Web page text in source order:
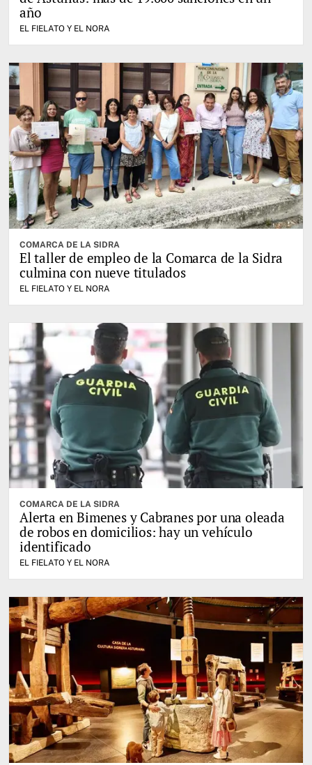
año
EL FIELATO Y EL NORA
COMARCA DE LA SIDRA
El taller de empleo de la Comarca de la Sidra
culmina con nueve titulados
EL FIELATO Y EL NORA
COMARCA DE LA SIDRA
Alerta en Bimenes y Cabranes por una oleada
de robos en domicilios: hay un vehículo
identificado
EL FIELATO Y EL NORA